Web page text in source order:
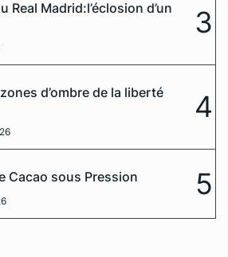
Real Madrid:l’éclosion d’un
3
d’ombre de la liberté
4
Cacao sous Pression 5